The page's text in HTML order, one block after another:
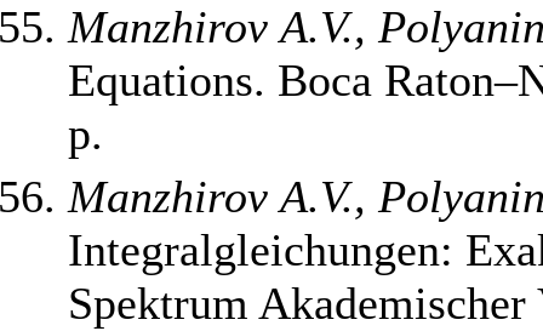
Manzhirov A.V.,
Equations. Boca
p.
Manzhirov A.V.,
Integralgleichungen:
Spektrum